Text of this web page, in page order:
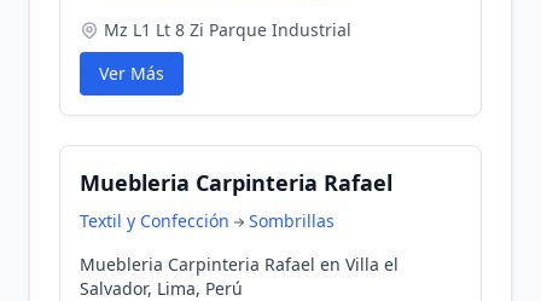
Mz L1 Lt 8 Zi Parque Industrial
Ver Más
Muebleria Carpinteria Rafael
Textil y Confección
Sombrillas
Muebleria Carpinteria Rafael en Villa el
Salvador, Lima, Perú